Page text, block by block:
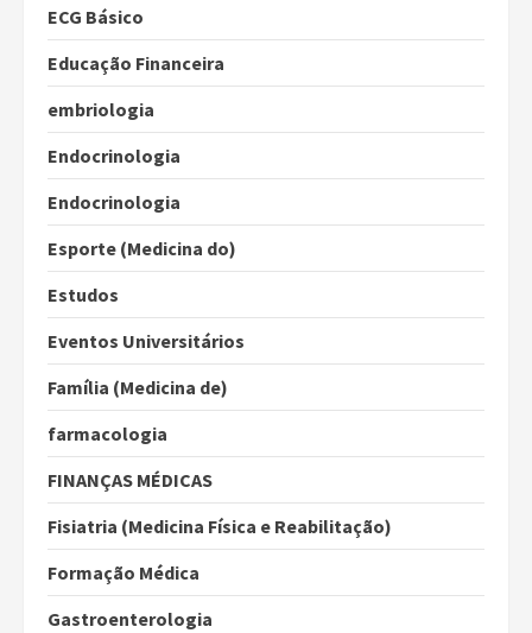
ECG Básico
Educação Financeira
embriologia
Endocrinologia
Endocrinologia
Esporte (Medicina do)
Estudos
Eventos Universitários
Família (Medicina de)
farmacologia
FINANÇAS MÉDICAS
Fisiatria (Medicina Física e Reabilitação)
Formação Médica
Gastroenterologia